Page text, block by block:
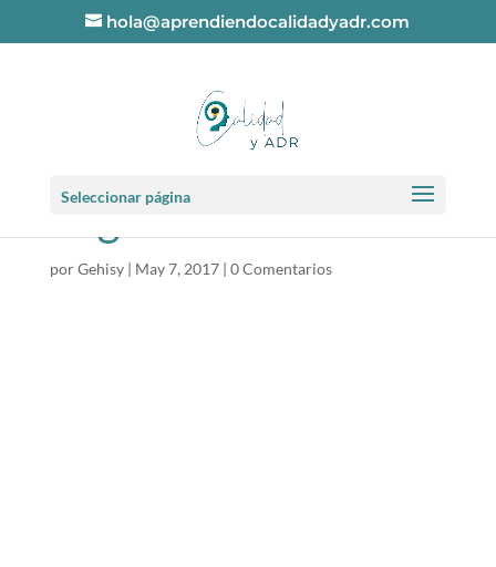
hola@aprendiendocalidadyadr.com
Seleccionar página
negativa-debil
porGehisy| May 7, 2017| 0 Comentarios